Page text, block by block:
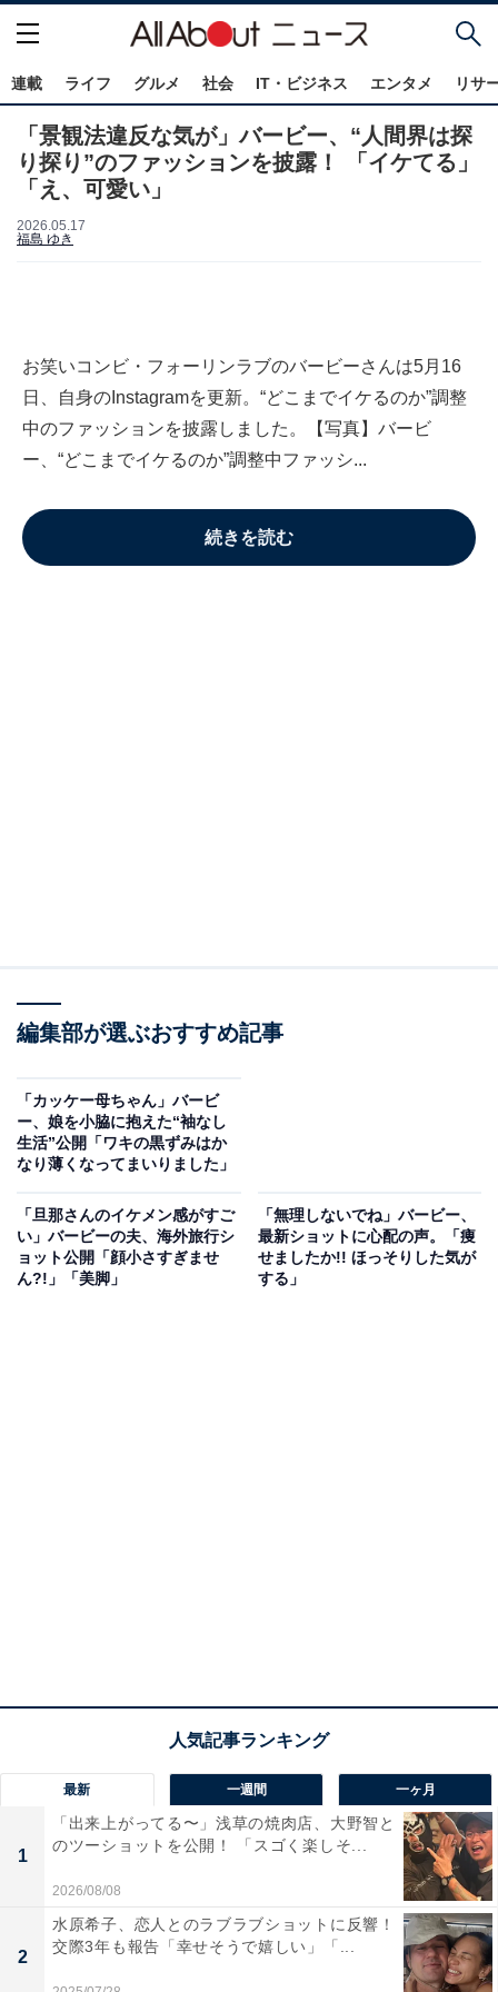
連載 ライフ グルメ 社会 IT・ビジネス エンタメ リサ
「景観法違反な気が」バービー、“人間界は探
り探り”のファッションを披露！ 「イケてる」
「え、可愛い」
2026.05.17
福島 ゆき
お笑いコンビ・フォーリンラブのバービーさんは5月16
日、自身のInstagramを更新。“どこまでイケるのか”調整
中のファッションを披露しました。【写真】バービ
ー、“どこまでイケるのか”調整中ファッシ...
続きを読む
編集部が選ぶおすすめ記事
「カッケー母ちゃん」バービ
ー、娘を小脇に抱えた“袖なし
生活”公開「ワキの黒ずみはか
なり薄くなってまいりました」
「旦那さんのイケメン感がすご
い」バービーの夫、海外旅行シ
ョット公開「顔小さすぎませ
ん?!」「美脚」
「無理しないでね」バービー、
最新ショットに心配の声。「痩
せましたか!! ほっそりした気が
する」
最新 一週間 一ヶ月
1
「出来上がってる〜」浅草の焼肉店、大野智と
のツーショットを公開！ 「スゴく楽しそ...
2026/08/08
2
水原希子、恋人とのラブラブショットに反響！
交際3年も報告「幸せそうで嬉しい」「...